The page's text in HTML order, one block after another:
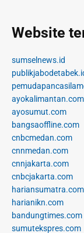
Website
sumselnews.id
ayokalimantan.com
ayosumut.com
bangsaoffline.com
cnbcmedan.com
cnnmedan.com
cnnjakarta.com
cnbcjakarta.com
hariansumatra.com
harianikn.com
bandungtimes.com
sumutekspres.com